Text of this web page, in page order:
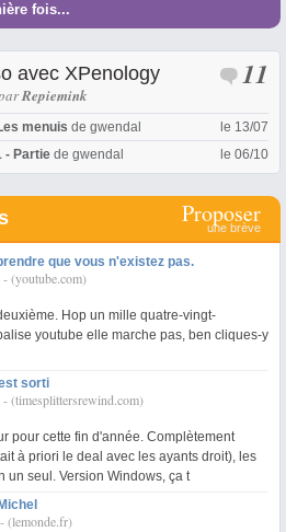
fois...
11
avec XPenology
Repiemink
le 13/07
menuis de gwendal
le 06/10
- Partie de gwendal
Proposer
une brève
que vous n'existez pas.
-(youtube.com)
Hop un mille quatre-vingt-
youtube elle marche pas, ben cliques-y
sorti
-(timesplittersrewind.com)
pour cette fin d'année. Complètement
à priori le deal avec les ayants droit), les
un seul. Version Windows, ça t
-(lemonde.fr)